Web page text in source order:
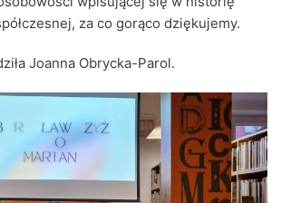
za co gorąco dziękujemy.
Joanna Obrycka-Parol.